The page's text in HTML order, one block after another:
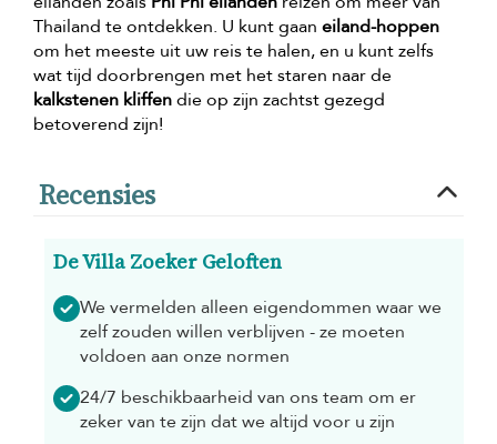
Thailand te ontdekken. U kunt gaan eiland-hoppen
om het meeste uit uw reis te halen, en u kunt zelfs
wat tijd doorbrengen met het staren naar de
kalkstenen kliffendie op zijn zachtst gezegd
betoverend zijn!
Recensies
De Villa Zoeker Geloften
We vermelden alleen eigendommen waar we
zelf zouden willen verblijven - ze moeten
voldoen aan onze normen
24/7 beschikbaarheid van ons team om er
zeker van te zijn dat we altijd voor u zijn